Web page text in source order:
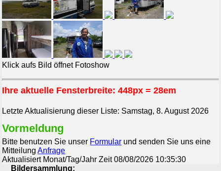
Klick aufs Bild öffnet Fotoshow
Ihre aktuelle Fensterbreite:448px = 28em
Letzte Aktualisierung dieser Liste: Samstag, 8. August 2026
Vormeldung
Bitte benutzen Sie unser Formular und senden Sie uns eine
Mitteilung Anfrage
Aktualisiert Monat/Tag/Jahr Zeit 08/08/2026 10:35:30
Bildersammlung: